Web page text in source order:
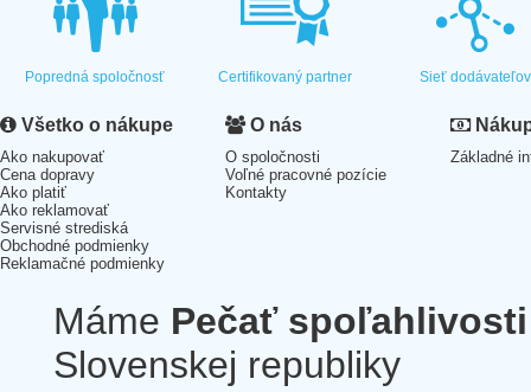
Popredná spoločnosť Certifikovaný partner Sieť dodávateľov
Všetko o nákupe
Ako nakupovať
Cena dopravy
Ako platiť
Ako reklamovať
Servisné strediská
Obchodné podmienky
Reklamačné podmienky
O nás
O spoločnosti
Voľné pracovné pozície
Kontakty
Základné
Máme Pečať spoľahlivosti
Slovenskej republiky